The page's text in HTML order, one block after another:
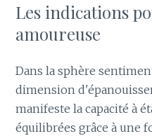
Les indications
amoureuse
Dans la sphère
dimension
manifeste la capacité à
équilibrées grâce à une